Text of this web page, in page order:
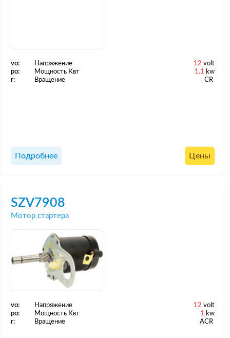
vo: Напряжение 12 volt
po:
Мощность Квт 1.1
kw
r:
Вращение CR
Подробнее Цены
SZV7908
Мотор стартера
vo: Напряжение 12 volt
po:
Мощность Квт 1
kw
r:
Вращение ACR